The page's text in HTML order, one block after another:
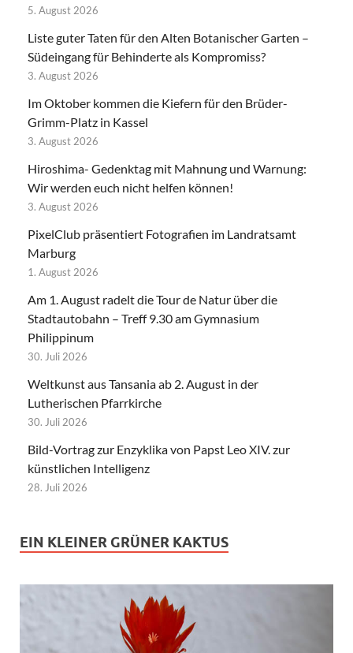
5. August 2026
Liste guter Taten für den Alten Botanischer Garten –
Südeingang für Behinderte als Kompromiss?
3. August 2026
Im Oktober kommen die Kiefern für den Brüder-
Grimm-Platz in Kassel
3. August 2026
Hiroshima- Gedenktag mit Mahnung und Warnung:
Wir werden euch nicht helfen können!
3. August 2026
PixelClub präsentiert Fotografien im Landratsamt
Marburg
1. August 2026
Am 1. August radelt die Tour de Natur über die
Stadtautobahn – Treff 9.30 am Gymnasium
Philippinum
30. Juli 2026
Weltkunst aus Tansania ab 2. August in der
Lutherischen Pfarrkirche
30. Juli 2026
Bild-Vortrag zur Enzyklika von Papst Leo XIV. zur
künstlichen Intelligenz
28. Juli 2026
EIN KLEINER GRÜNER KAKTUS